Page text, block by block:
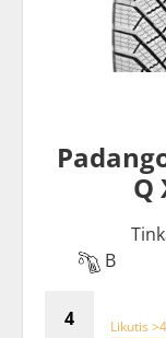
Q
B
Likutis >4